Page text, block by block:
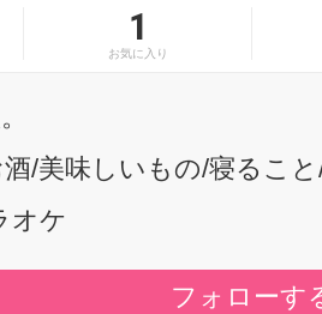
1
お気に入り
/美味しいもの/寝るこ
オケ
フォローす